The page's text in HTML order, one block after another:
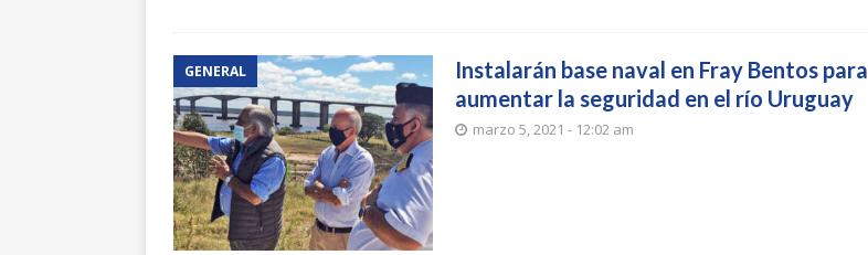
GENERAL
Instalarán base naval en Fray Bentos para
aumentar la seguridad en el río Uruguay
marzo 5, 2021 - 12:02 am